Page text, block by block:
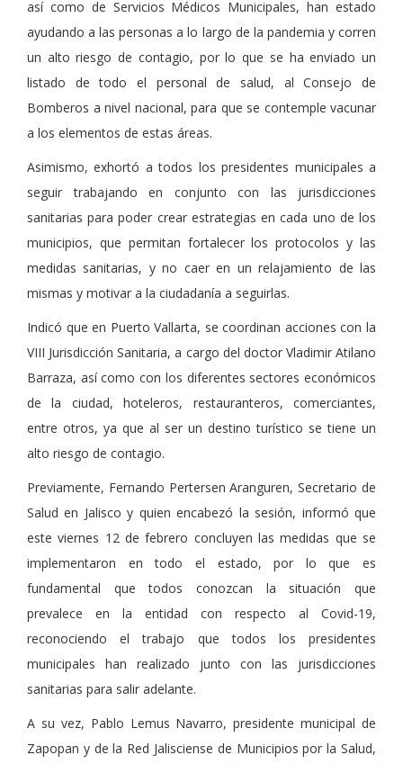
así como de Servicios Médicos Municipales, han estado
ayudando a las personas a lo largo de la pandemia y corren
un alto riesgo de contagio, por lo que se ha enviado un
listado de todo el personal de salud, al Consejo de
Bomberos a nivel nacional, para que se contemple vacunar
a los elementos de estas áreas.
Asimismo, exhortó a todos los presidentes municipales a
seguir trabajando en conjunto con las jurisdicciones
sanitarias para poder crear estrategias en cada uno de los
municipios, que permitan fortalecer los protocolos y las
medidas sanitarias, y no caer en un relajamiento de las
mismas y motivar a la ciudadanía a seguirlas.
Indicó que en Puerto Vallarta, se coordinan acciones con la
VIII Jurisdicción Sanitaria, a cargo del doctor Vladimir Atilano
Barraza, así como con los diferentes sectores económicos
de la ciudad, hoteleros, restauranteros, comerciantes,
entre otros, ya que al ser un destino turístico se tiene un
alto riesgo de contagio.
Previamente, Fernando Pertersen Aranguren, Secretario de
Salud en Jalisco y quien encabezó la sesión, informó que
este viernes 12 de febrero concluyen las medidas que se
implementaron en todo el estado, por lo que es
fundamental que todos conozcan la situación que
prevalece en la entidad con respecto al Covid-19,
reconociendo el trabajo que todos los presidentes
municipales han realizado junto con las jurisdicciones
sanitarias para salir adelante.
A su vez, Pablo Lemus Navarro, presidente municipal de
Zapopan y de la Red Jalisciense de Municipios por la Salud,